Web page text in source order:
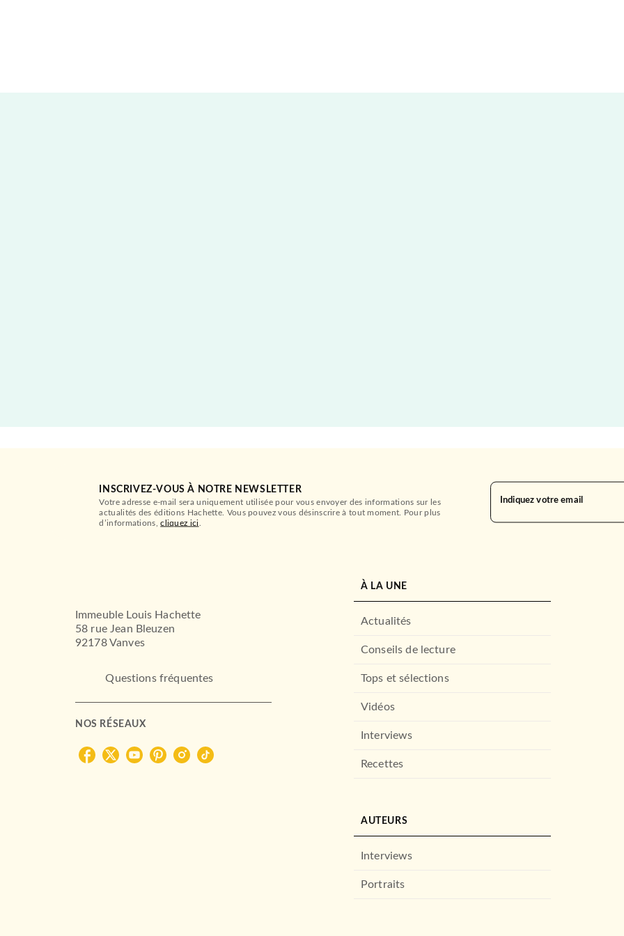
INSCRIVEZ-VOUS À NOTRE NEWSLETTER
Votre adresse e-mail sera uniquement utilisée pour vous envoyer des informations sur les
actualités des éditions Hachette. Vous pouvez vous désinscrire à tout moment. Pour plus
d’informations,cliquez ici
Indiquez votre email
Immeuble Louis Hachette
58 rue Jean Bleuzen
92178 Vanves
Questions fréquentes
NOS RÉSEAUX
À LA UNE
Actualités
Conseils de lecture
Tops et sélections
Vidéos
Interviews
Recettes
AUTEURS
Interviews
Portraits